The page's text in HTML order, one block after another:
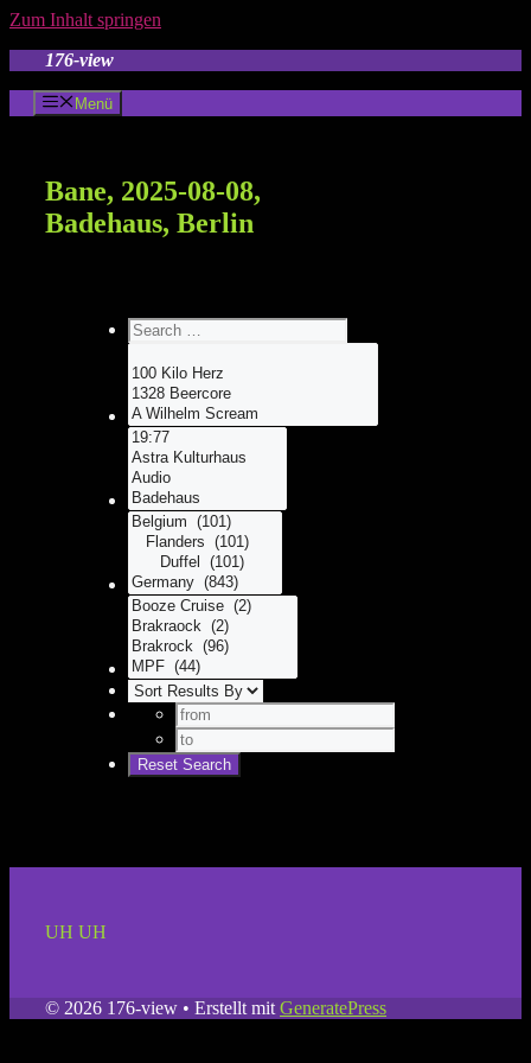
Zum Inhalt springen
176-view
Menü
Bane, 2025-08-08,
Badehaus, Berlin
UH UH
© 2026 176-view • Erstellt mit GeneratePress